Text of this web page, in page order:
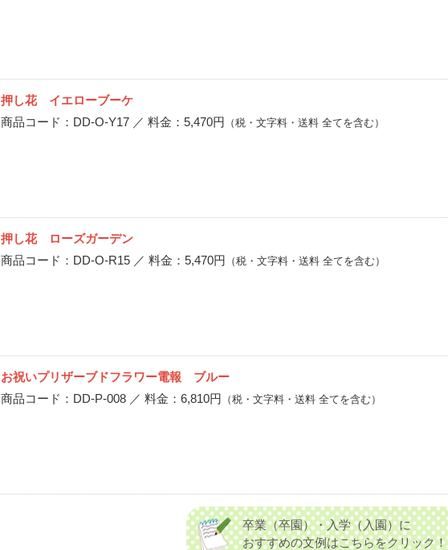
押し花 イエローブーケ
商品コード：DD-O-Y17 ／ 料金：5,470円
（税・文字料・送料 全てを含む）
押し花 ローズガーデン
商品コード：DD-O-R15 ／ 料金：5,470円
（税・文字料・送料 全てを含む）
お祝いプリザーブドフラワー電報 ブルー
商品コード：DD-P-008 ／ 料金：6,810円
（税・文字料・送料 全てを含む）
卒業（卒園）・入学（入園）に
おすすめの文例はこちらをクリック！